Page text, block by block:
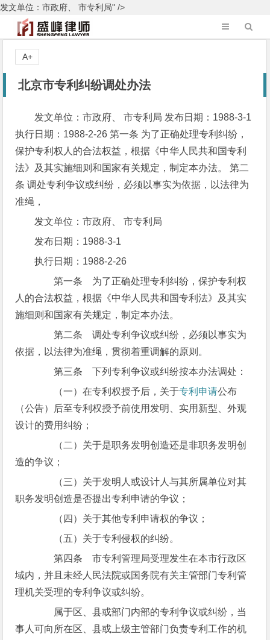
发文单位：市政府、 市专利局" />
北京市专利纠纷调处办法
发文单位：市政府、 市专利局 发布日期：1988-3-1
执行日期：1988-2-26 第一条 为了正确处理专利纠纷，
保护专利权人的合法权益，根据《中华人民共和国专利
法》及其实施细则和国家有关规定，制定本办法。 第二
条 调处专利争议或纠纷，必须以事实为依据，以法律为
准绳，
发文单位：市政府、 市专利局
发布日期：1988-3-1
执行日期：1988-2-26
第一条 为了正确处理专利纠纷，保护专利权
人的合法权益，根据《中华人民共和国专利法》及其实
施细则和国家有关规定，制定本办法。
第二条 调处专利争议或纠纷，必须以事实为
依据，以法律为准绳，贯彻着重调解的原则。
第三条 下列专利争议或纠纷按本办法调处：
（一）在专利权授予后，关于专利申请公布
（公告）后至专利权授予前使用发明、实用新型、外观
设计的费用纠纷；
（二）关于是职务发明创造还是非职务发明创
造的争议；
（三）关于发明人或设计人与其所属单位对其
职务发明创造是否提出专利申请的争议；
（四）关于其他专利申请权的争议；
（五）关于专利侵权的纠纷。
第四条 市专利管理局受理发生在本市行政区
域内，并且未经人民法院或国务院有关主管部门专利管
理机关受理的专利争议或纠纷。
属于区、县或部门内部的专利争议或纠纷，当
事人可向所在区、县或上级主管部门负责专利工作的机
A+